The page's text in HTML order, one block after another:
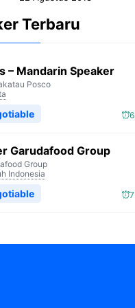
Terbaru
– Mandarin Speaker
Posco
Garudafood Group
Group
Indonesia